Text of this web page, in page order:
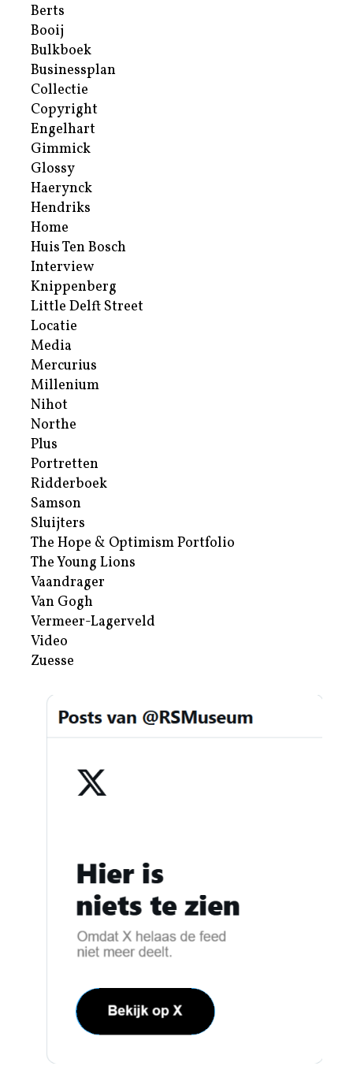
Berts
Booij
Bulkboek
Businessplan
Collectie
Copyright
Engelhart
Gimmick
Glossy
Haerynck
Hendriks
Home
Huis Ten Bosch
Interview
Knippenberg
Little Delft Street
Locatie
Media
Mercurius
Millenium
Nihot
Northe
Plus
Portretten
Ridderboek
Samson
Sluijters
The Hope & Optimism Portfolio
The Young Lions
Vaandrager
Van Gogh
Vermeer-Lagerveld
Video
Zuesse